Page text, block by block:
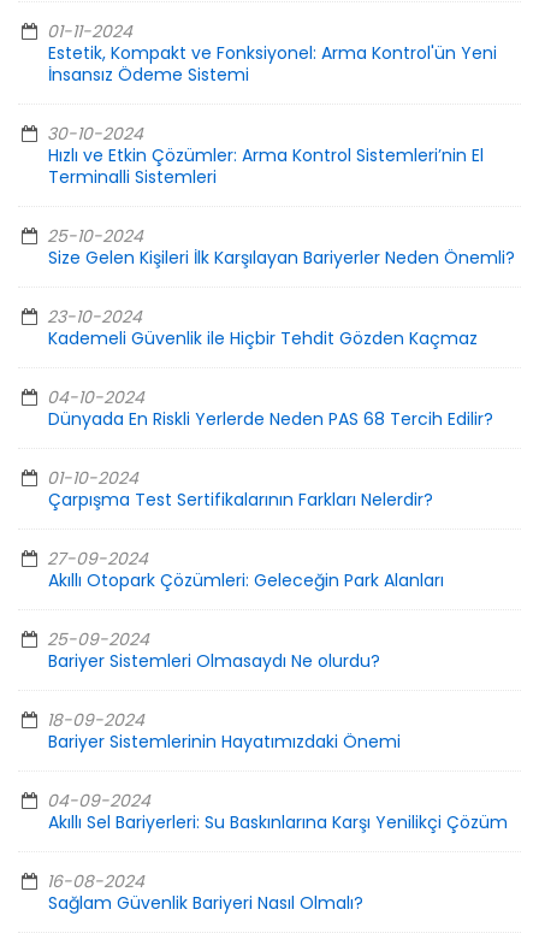
01-11-2024
Estetik, Kompakt ve Fonksiyonel: Arma Kontrol'ün Yeni
İnsansız Ödeme Sistemi
30-10-2024
Hızlı ve Etkin Çözümler: Arma Kontrol Sistemleri’nin El
Terminalli Sistemleri
25-10-2024
Size Gelen Kişileri İlk Karşılayan Bariyerler Neden Önemli?
23-10-2024
Kademeli Güvenlik ile Hiçbir Tehdit Gözden Kaçmaz
04-10-2024
Dünyada En Riskli Yerlerde Neden PAS 68 Tercih Edilir?
01-10-2024
Çarpışma Test Sertifikalarının Farkları Nelerdir?
27-09-2024
Akıllı Otopark Çözümleri: Geleceğin Park Alanları
25-09-2024
Bariyer Sistemleri Olmasaydı Ne olurdu?
18-09-2024
Bariyer Sistemlerinin Hayatımızdaki Önemi
04-09-2024
Akıllı Sel Bariyerleri: Su Baskınlarına Karşı Yenilikçi Çözüm
16-08-2024
Sağlam Güvenlik Bariyeri Nasıl Olmalı?